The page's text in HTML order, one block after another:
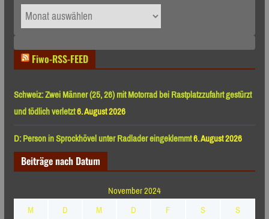
Archiv
nach
Fiwo-RSS-FEED
Schweiz: Zwei Männer (25, 26) mit Motorrad bei Rastplatzzufahrt gestürzt
und tödlich verletzt6. August 2026
D: Person in Sprockhövel unter Radlader eingeklemmt6. August 2026
Beiträge nach Datum
November 2024
M
D M D F S
S